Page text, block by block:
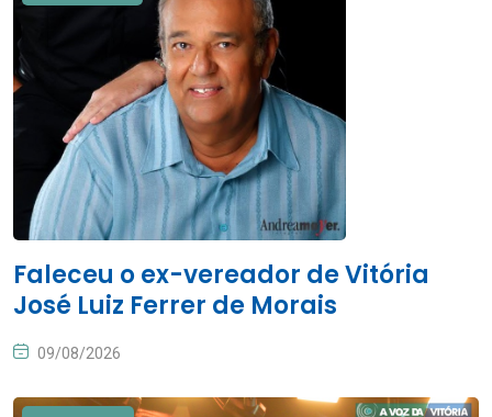
Faleceu o ex-vereador de Vitória
José Luiz Ferrer de Morais
09/08/2026